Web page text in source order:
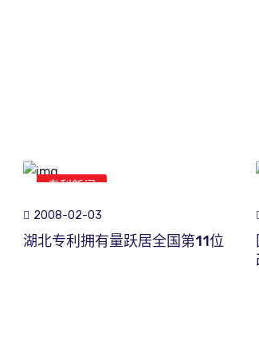
专利新闻
2008-02-03
湖北专利拥有量跃居全国第11位